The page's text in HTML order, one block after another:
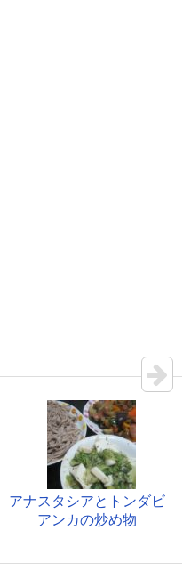
アナスタシアとトンダビ
アンカの炒め物